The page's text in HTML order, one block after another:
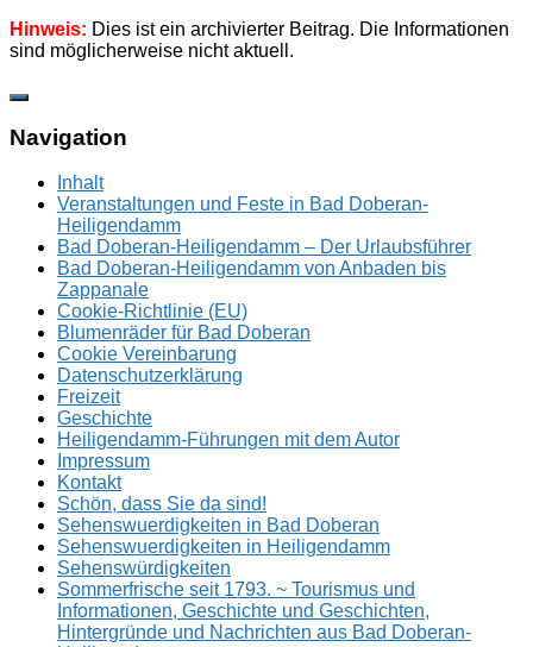
Hinweis: Dies ist ein archivierter Beitrag. Die Informationen
sind möglicherweise nicht aktuell.
Zum
springen
Navigation
Inhalt
Veranstaltungen und Feste in Bad Doberan-
Heiligendamm
Bad Doberan-Heiligendamm – Der Urlaubsführer
Bad Doberan-Heiligendamm von Anbaden bis
Zappanale
Cookie-Richtlinie (EU)
Blumenräder für Bad Doberan
Cookie Vereinbarung
Datenschutzerklärung
Freizeit
Geschichte
Heiligendamm-Führungen mit dem Autor
Impressum
Kontakt
Schön, dass Sie da sind!
Sehenswuerdigkeiten in Bad Doberan
Sehenswuerdigkeiten in Heiligendamm
Sehenswürdigkeiten
Sommerfrische seit 1793. ~ Tourismus und
Informationen, Geschichte und Geschichten,
Hintergründe und Nachrichten aus Bad Doberan-